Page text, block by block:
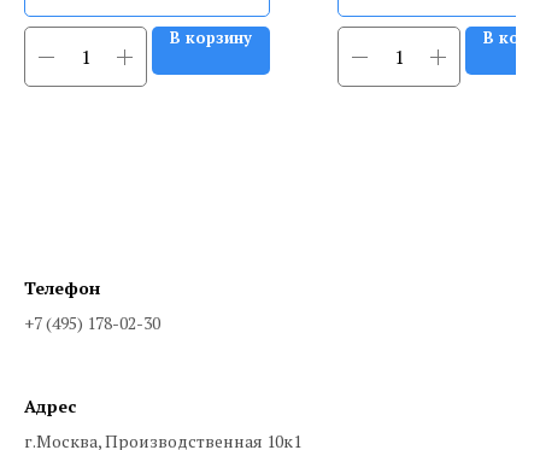
В корзину В
Телефон
+7 (495) 178-02-30
Адрес
г.Москва, Производственная 10к1